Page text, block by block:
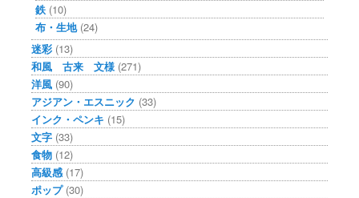
鉄 (10)
布・生地(24)
迷彩 (13)
和風 古来 文様 (271)
洋風 (90)
アジアン・エスニック (33)
インク・ペンキ (15)
文字 (33)
食物 (12)
高級感 (17)
ポップ(30)